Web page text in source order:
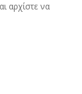
αρχίστε να